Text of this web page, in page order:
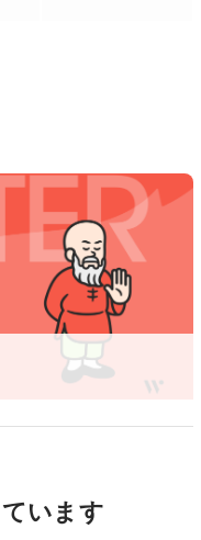
な仕事から人々に時間
います